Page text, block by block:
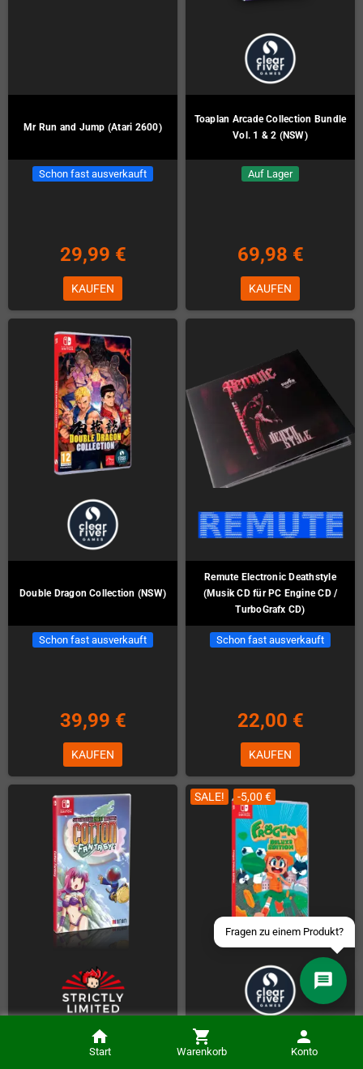
Mr Run and Jump (Atari 2600)
Schon fast ausverkauft
29,99 €
KAUFEN
Toaplan Arcade Collection Bundle
Vol. 1 & 2 (NSW)
Auf Lager
69,98 €
KAUFEN
Double Dragon Collection (NSW)
Schon fast ausverkauft
39,99 €
KAUFEN
Remute Electronic Deathstyle
(Musik CD für PC Engine CD /
TurboGrafx CD)
Schon fast ausverkauft
22,00 €
KAUFEN
SALE! -5,00 €
Start Warenkorb Konto
Über WhatsApp schreiben
Über Telegram schreiben
Discord Server beitreten
Facebook Messenger
Schick uns eine eMail